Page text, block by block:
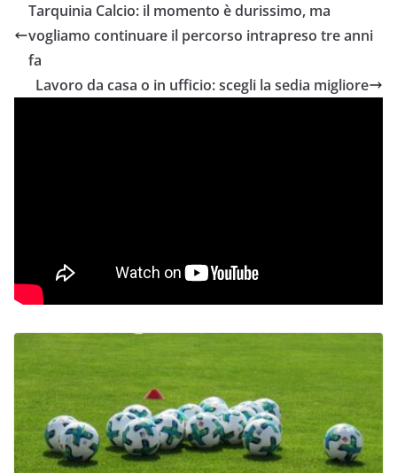
Tarquinia Calcio: il momento è durissimo, ma
vogliamo continuare il percorso intrapreso tre anni
fa
Lavoro da casa o in ufficio: scegli la sedia migliore